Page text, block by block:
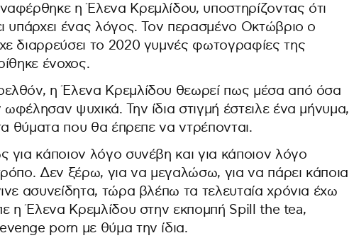
η Έλενα Κρεμλίδου, υποστηρίζοντας ότι
υπάρχει ένας λόγος. Τον περασμένο Οκτώβριο ο
διαρρεύσει το 2020 γυμνές φωτογραφίες της
ένοχος.
η Έλενα Κρεμλίδου θεωρεί πως μέσα από όσα
ψυχικά. Την ίδια στιγμή έστειλε ένα μήνυμα,
θύματα που θα έπρεπε να ντρέπονται.
για κάποιον λόγο συνέβη και για κάποιον λόγο
Δεν ξέρω, για να μεγαλώσω, για να πάρει κάποια
ασυνείδητα, τώρα βλέπω τα τελευταία χρόνια έχω
η Έλενα Κρεμλίδου στην εκπομπή Spill the tea,
porn με θύμα την ίδια.